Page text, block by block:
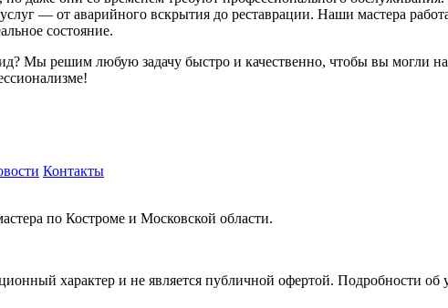
— от аварийного вскрытия до реставрации. Наши мастера
состояние.
Мы решим любую задачу быстро и качественно, чтобы вы могли
Контакты
по Костроме и Московской области.
характер и не является публичной офертой. Подробности об